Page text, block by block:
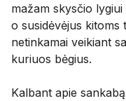
mažam skysčio
o susidėvėjus kitoms
netinkamai veikiant
kuriuos bėgius.
Kalbant apie